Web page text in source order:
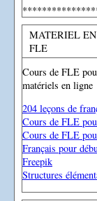
MATERIEL
FLE
Cours de FLE
matériels en ligne
204 leçons de
Cours de FLE
Cours de FLE
Français pour
Freepik
Structures